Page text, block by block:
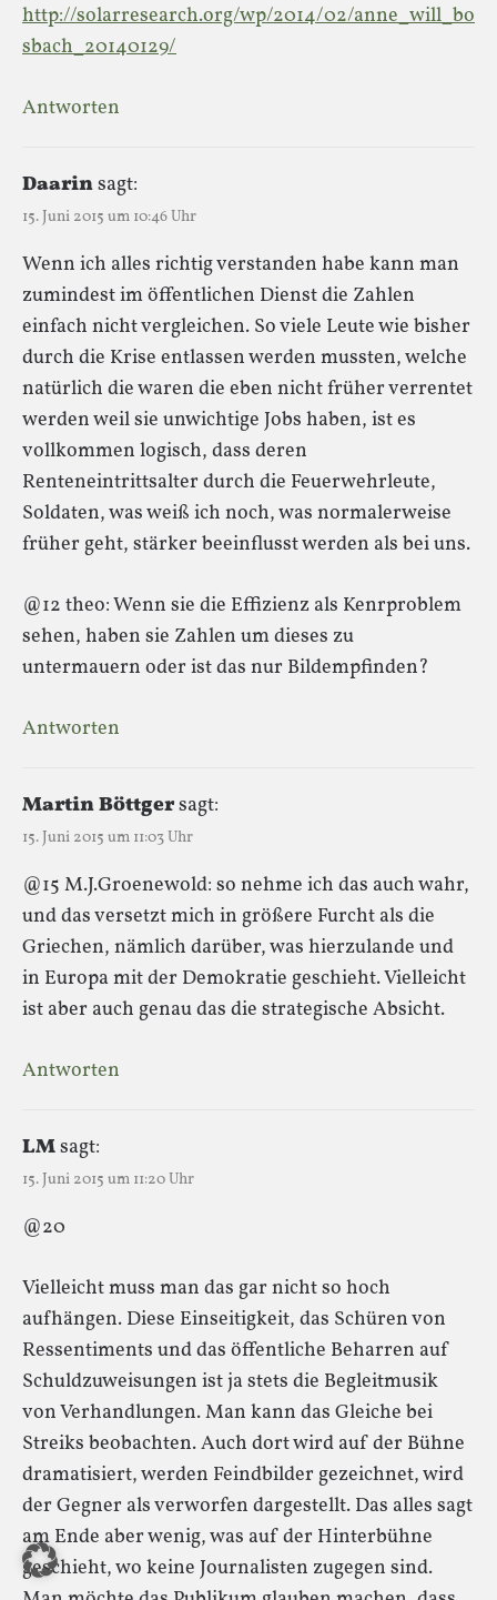
http://solarresearch.org/wp/2014/02/anne_will_bo
sbach_20140129/
Antworten
Daarinsagt:
15. Juni 2015 um 10:46 Uhr
Wenn ich alles richtig verstanden habe kann man
zumindest im öffentlichen Dienst die Zahlen
einfach nicht vergleichen. So viele Leute wie bisher
durch die Krise entlassen werden mussten, welche
natürlich die waren die eben nicht früher verrentet
werden weil sie unwichtige Jobs haben, ist es
vollkommen logisch, dass deren
Renteneintrittsalter durch die Feuerwehrleute,
Soldaten, was weiß ich noch, was normalerweise
früher geht, stärker beeinflusst werden als bei uns.
@12 theo: Wenn sie die Effizienz als Kenrproblem
sehen, haben sie Zahlen um dieses zu
untermauern oder ist das nur Bildempfinden?
Antworten
Martin Böttgersagt:
15. Juni 2015 um 11:03 Uhr
@15 M.J.Groenewold: so nehme ich das auch wahr,
und das versetzt mich in größere Furcht als die
Griechen, nämlich darüber, was hierzulande und
in Europa mit der Demokratie geschieht. Vielleicht
ist aber auch genau das die strategische Absicht.
Antworten
LMsagt:
15. Juni 2015 um 11:20 Uhr
@20
Vielleicht muss man das gar nicht so hoch
aufhängen. Diese Einseitigkeit, das Schüren von
Ressentiments und das öffentliche Beharren auf
Schuldzuweisungen ist ja stets die Begleitmusik
von Verhandlungen. Man kann das Gleiche bei
Streiks beobachten. Auch dort wird auf der Bühne
dramatisiert, werden Feindbilder gezeichnet, wird
der Gegner als verworfen dargestellt. Das alles sagt
am Ende aber wenig, was auf der Hinterbühne
geschieht, wo keine Journalisten zugegen sind.